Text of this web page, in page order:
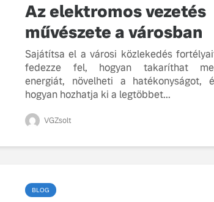
Az elektromos vezetés
művészete a városban
Sajátítsa el a városi közlekedés
fedezze fel, hogyan takaríthat
energiát, növelheti a hatékonyságot,
hogyan hozhatja ki a legtöbbet...
VGZsolt
BLOG